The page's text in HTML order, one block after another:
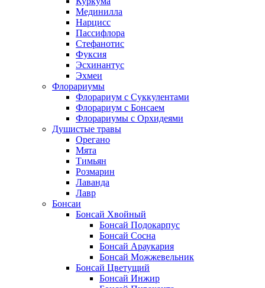
Мединилла
Нарцисс
Пассифлора
Стефанотис
Фуксия
Эсхинантус
Эхмеи
Флорариумы
Флорариум с Суккулентами
Флорариум с Бонсаем
Флорариумы с Орхидеями
Душистые травы
Орегано
Мята
Тимьян
Розмарин
Лаванда
Лавр
Бонсаи
Бонсай Хвойный
Бонсай Подокарпус
Бонсай Сосна
Бонсай Араукария
Бонсай Можжевельник
Бонсай Цветущий
Бонсай Инжир